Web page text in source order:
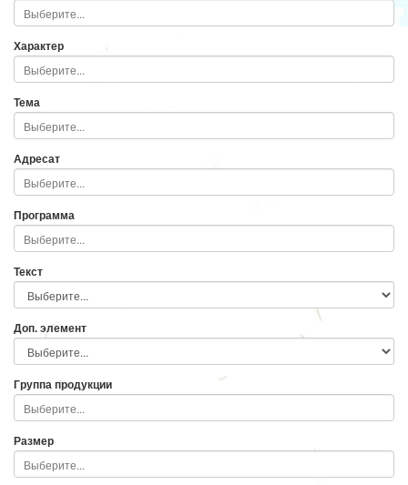
Характер
Тема
Адресат
Программа
Текст
Доп. элемент
Группа продукции
Размер